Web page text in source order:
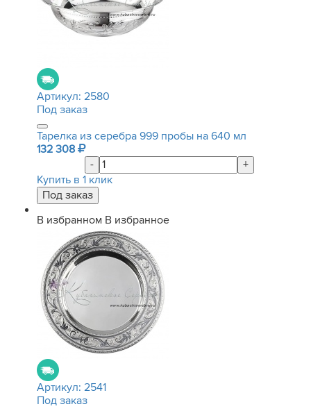
Артикул: 2580
Под заказ
Тарелка из серебра 999 пробы на 640 мл
132 308
-
+
Купить в 1 клик
В избранном В избранное
Артикул: 2541
Под заказ